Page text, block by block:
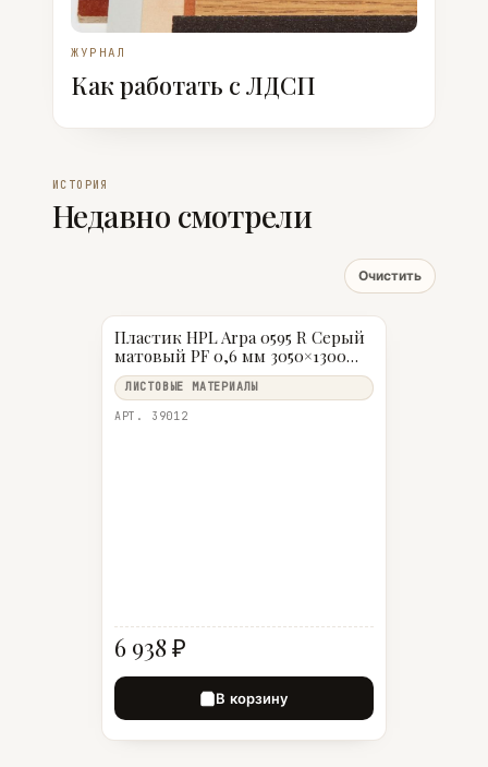
ЖУРНАЛ
Как работать с ЛДСП
ИСТОРИЯ
Недавно смотрели
Очистить
Пластик HPL Arpa 0595 R Серый
матовый PF 0,6 мм 3050×1300
мм
ЛИСТОВЫЕ МАТЕРИАЛЫ
АРТ. 39012
6 938 ₽
В корзину